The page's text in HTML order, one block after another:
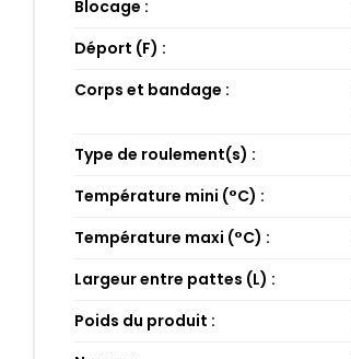
Blocage :
Déport (F) :
Corps et bandage :
Type de roulement(s) :
Température mini (°C) :
Température maxi (°C) :
Largeur entre pattes (L) :
Poids du produit :